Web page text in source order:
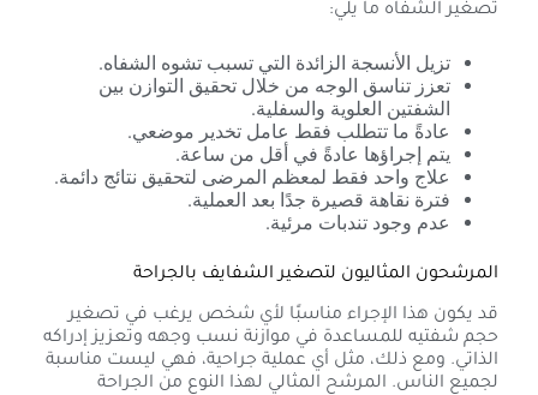
تصغير الشفاه ما يلي:
تزيل الأنسجة الزائدة التي تسبب تشوه الشفاه.
تعزز تناسق الوجه من خلال تحقيق التوازن بين
الشفتين العلوية والسفلية.
عادةً ما تتطلب فقط عامل تخدير موضعي.
يتم إجراؤها عادةً في أقل من ساعة.
علاج واحد فقط لمعظم المرضى لتحقيق نتائج دائمة.
فترة نقاهة قصيرة جدًا بعد العملية.
عدم وجود تندبات مرئية.
المرشحون المثاليون لتصغير الشفايف بالجراحة
قد يكون هذا الإجراء مناسبًا لأي شخص يرغب في تصغير
حجم شفتيه للمساعدة في موازنة نسب وجهه وتعزيز إدراكه
الذاتي. ومع ذلك، مثل أي عملية جراحية، فهي ليست مناسبة
لجميع الناس. المرشح المثالي لهذا النوع من الجراحة